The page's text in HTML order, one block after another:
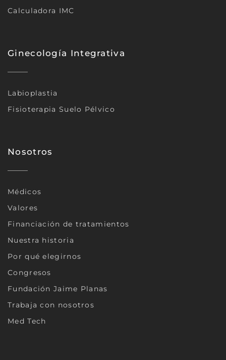
Calculadora IMC
Ginecología Integrativa
Labioplastia
Fisioterapia Suelo Pélvico
Nosotros
Médicos
Valores
Financiación de tratamientos
Nuestra historia
Por qué elegirnos
Congresos
Fundación Jaime Planas
Trabaja con nosotros
Med Tech